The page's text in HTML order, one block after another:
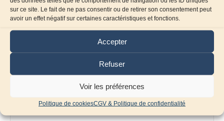
sur ce site. Le fait de ne pas consentir ou de retirer son consentement peut
avoir un effet négatif sur certaines caractéristiques et fonctions.
Accepter
Refuser
Voir les préférences
Politique de cookiesCGV & Politique de confidentialité
Laissez un commentaire
Commentaire